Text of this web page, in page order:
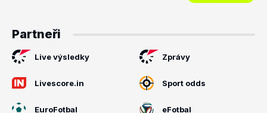
Partneři
Live výsledky Zprávy
Livescore.in Sport odds
EuroFotbal eFotbal